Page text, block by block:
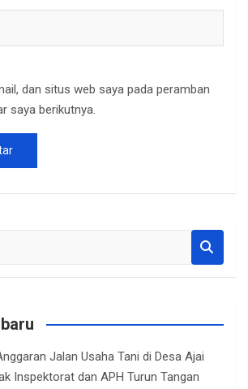
dan situs web saya pada peramban
saya berikutnya.
Jalan Usaha Tani di Desa Ajai
Inspektorat dan APH Turun Tangan